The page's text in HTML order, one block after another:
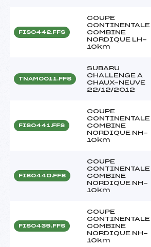
FIS0442.FFS
COUPE
CONTINENTALE
COMBINE
NORDIQUE LH-
10km
TNAM0011.FFS
SUBARU
CHALLENGE A
CHAUX-NEUVE
22/12/2012
FIS0441.FFS
COUPE
CONTINENTALE
COMBINE
NORDIQUE NH-
10km
FIS0440.FFS
COUPE
CONTINENTALE
COMBINE
NORDIQUE NH-
10km
FIS0439.FFS
COUPE
CONTINENTALE
COMBINE
NORDIQUE NH-
10km